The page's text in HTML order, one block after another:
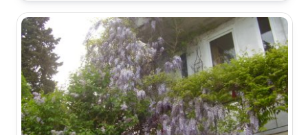
Вход на сайт
Войти илиЗарегистрироваться